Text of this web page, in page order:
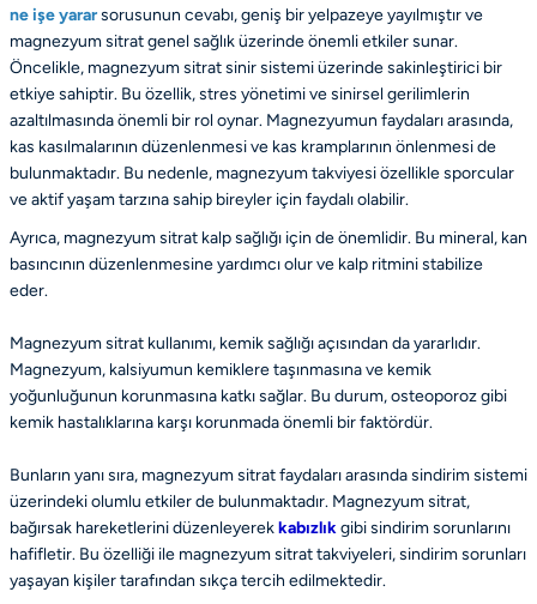
ne işe yararsorusunun cevabı, geniş bir yelpazeye yayılmıştır ve
magnezyum sitrat genel sağlık üzerinde önemli etkiler sunar.
Öncelikle, magnezyum sitrat sinir sistemi üzerinde sakinleştirici bir
etkiye sahiptir. Bu özellik, stres yönetimi ve sinirsel gerilimlerin
azaltılmasında önemli bir rol oynar. Magnezyumun faydaları arasında,
kas kasılmalarının düzenlenmesi ve kas kramplarının önlenmesi de
bulunmaktadır. Bu nedenle, magnezyum takviyesi özellikle sporcular
ve aktif yaşam tarzına sahip bireyler için faydalı olabilir.
Ayrıca, magnezyum sitrat kalp sağlığı için de önemlidir. Bu mineral, kan
basıncının düzenlenmesine yardımcı olur ve kalp ritmini stabilize
eder.
Magnezyum sitrat kullanımı, kemik sağlığı açısından da yararlıdır.
Magnezyum, kalsiyumun kemiklere taşınmasına ve kemik
yoğunluğunun korunmasına katkı sağlar. Bu durum, osteoporoz gibi
kemik hastalıklarına karşı korunmada önemli bir faktördür.
Bunların yanı sıra, magnezyum sitrat faydaları arasında sindirim sistemi
üzerindeki olumlu etkiler de bulunmaktadır. Magnezyum sitrat,
bağırsak hareketlerini düzenleyerekkabızlıkgibi sindirim sorunlarını
hafifletir. Bu özelliği ile magnezyum sitrat takviyeleri, sindirim sorunları
yaşayan kişiler tarafından sıkça tercih edilmektedir.